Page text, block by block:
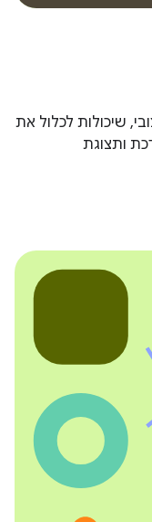
שיכולות לכלול את
ותצוגת